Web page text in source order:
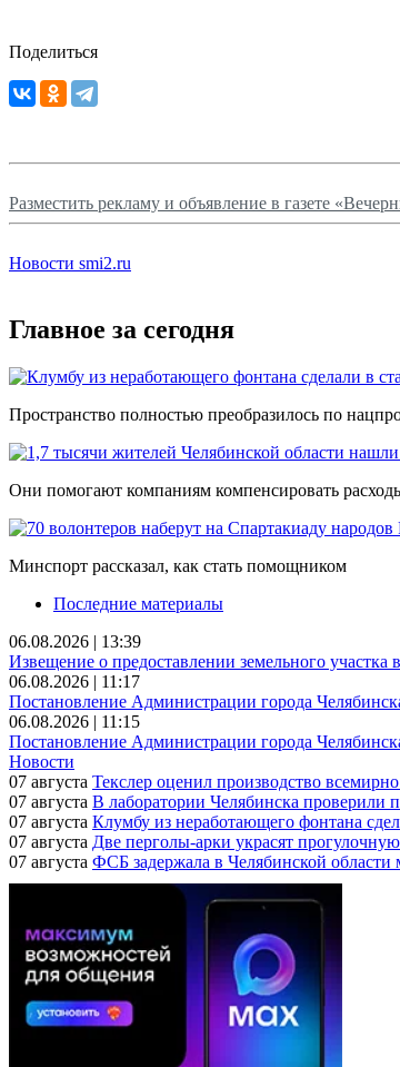
Поделиться
Разместить рекламу и объявление в газете
Новости smi2.ru
Главное за сегодня
Пространство полностью преобразилось по
Они помогают компаниям компенсировать
Минспорт рассказал, как стать помощником
Последние материалы
06.08.2026 | 13:39
Извещение о предоставлении земельного
06.08.2026 | 11:17
Постановление Администрации города
06.08.2026 | 11:15
Постановление Администрации города
Новости
07 августа Текслер оценил производство
07 августа В лаборатории Челябинска проверили
07 августа Клумбу из неработающего фонтана
07 августа Две перголы-арки украсят
07 августа ФСБ задержала в Челябинской области